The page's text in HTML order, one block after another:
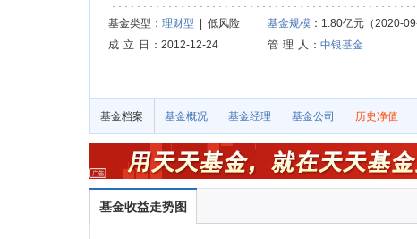
基金类型： 理财型 | 低风险 基金规模：1.80亿元（2020-09-
成 立 日
：2012-12-24 管 理 人 ： 中银基金
基金档案 基金概况 基金经理 基金公司 历史净值
基金收益走势图